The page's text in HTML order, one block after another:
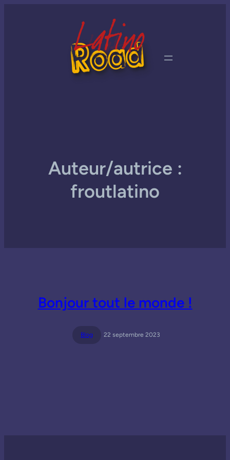
Auteur/autrice :
froutlatino
Bonjour tout le monde !
Blog 22 septembre 2023